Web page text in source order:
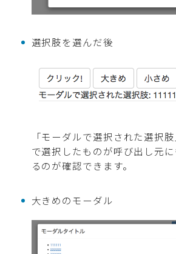
選択肢を選んだ後
「モーダルで選択された選択
で選択したものが呼び出し元
るのが確認できます。
大きめのモーダル